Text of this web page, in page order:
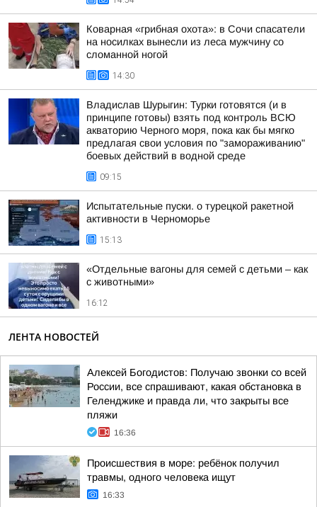
Коварная «грибная охота»: в Сочи спасатели
на носилках вынесли из леса мужчину со
сломанной ногой
14:30
Владислав Шурыгин: Турки готовятся (и в
принципе готовы) взять под контроль ВСЮ
акваторию Черного моря, пока как бы мягко
предлагая свои условия по "замораживанию"
боевых действий в водной среде
09:15
Испытательные пуски. о турецкой ракетной
активности в Черноморье
15:13
«Отдельные вагоны для семей с детьми – как
с животными»
16:12
ЛЕНТА НОВОСТЕЙ
Алексей Богодистов: Получаю звонки со всей
России, все спрашивают, какая обстановка в
Геленджике и правда ли, что закрыты все
пляжи
16:36
Происшествия в море: ребёнок получил
травмы, одного человека ищут
16:33